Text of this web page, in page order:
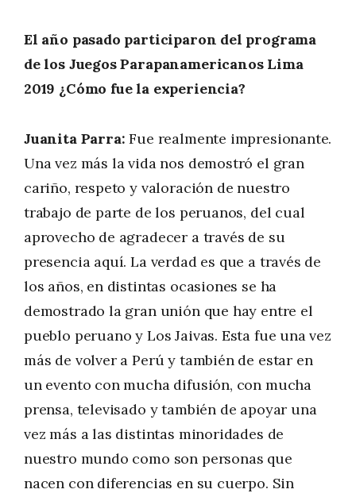
El año pasado participaron del programa
de los Juegos Parapanamericanos Lima
2019 ¿Cómo fue la experiencia?
Juanita Parra: Fue realmente impresionante.
Una vez más la vida nos demostró el gran
cariño, respeto y valoración de nuestro
trabajo de parte de los peruanos, del cual
aprovecho de agradecer a través de su
presencia aquí. La verdad es que a través de
los años, en distintas ocasiones se ha
demostrado la gran unión que hay entre el
pueblo peruano y Los Jaivas. Esta fue una vez
más de volver a Perú y también de estar en
un evento con mucha difusión, con mucha
prensa, televisado y también de apoyar una
vez más a las distintas minoridades de
nuestro mundo como son personas que
nacen con diferencias en su cuerpo. Sin